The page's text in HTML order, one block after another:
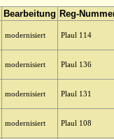
Bearbeitung Reg-
modernisiert Plaul 114
modernisiert Plaul 136
modernisiert Plaul 131
modernisiert Plaul 108